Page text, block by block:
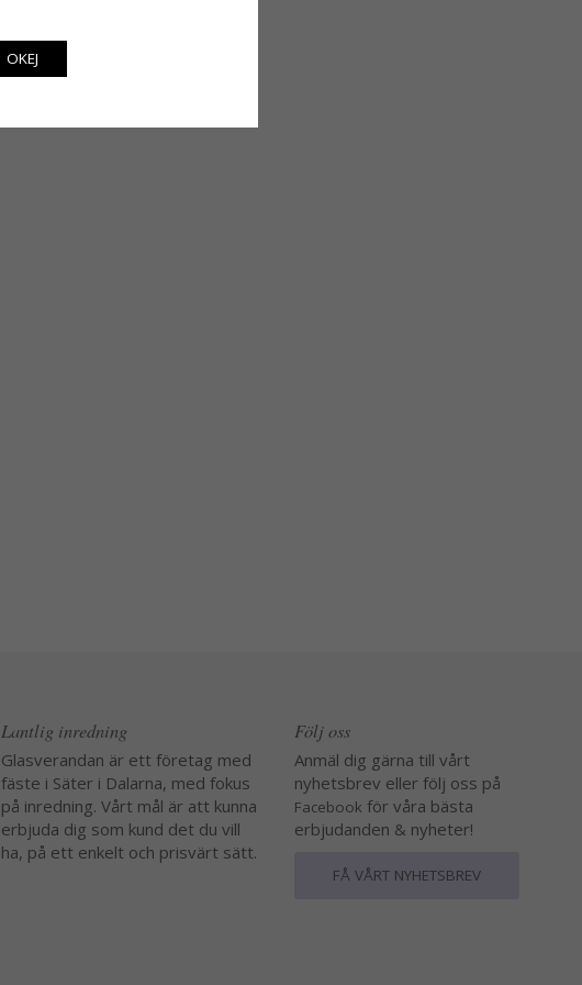
Lantlig inredning
Glasverandan är ett företag med
fäste i Säter i Dalarna, med fokus
på inredning. Vårt mål är att kunna
erbjuda dig som kund det du vill
ha, på ett enkelt och prisvärt sätt.
Följ oss
Anmäl dig gärna till vårt
nyhetsbrev eller följ oss på
Facebook för våra bästa
erbjudanden & nyheter!
FÅ VÅRT NYHETSBREV
OKEJ